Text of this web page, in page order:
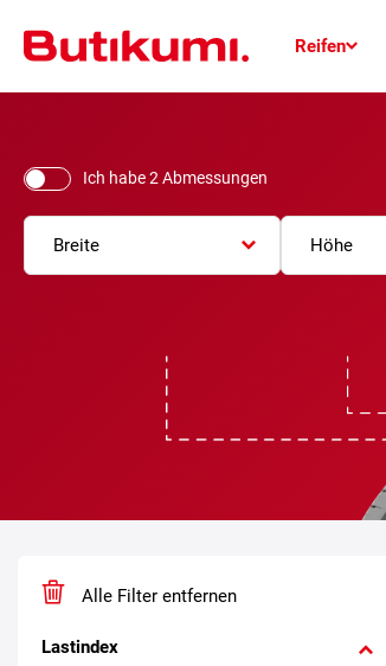
Reifen
Ich habe 2 Abmessungen
Breite Höhe
Alle Filter entfernen
Lastindex